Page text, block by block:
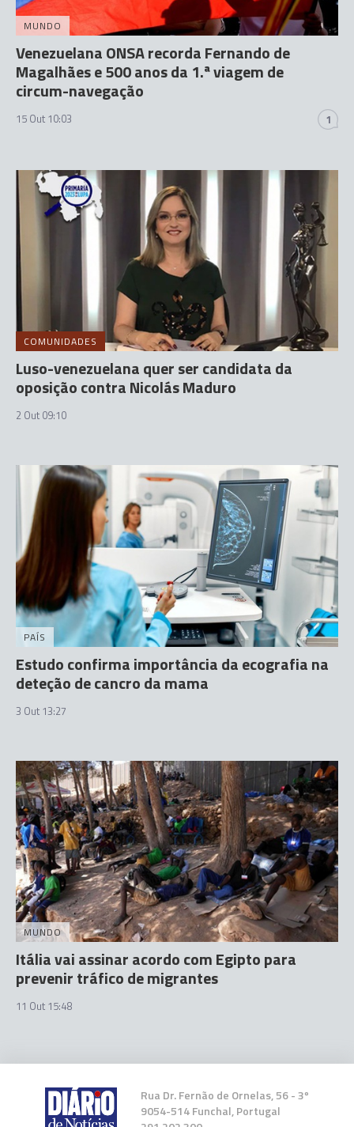
MUNDO
Venezuelana ONSA recorda Fernando de
Magalhães e 500 anos da 1.ª viagem de
circum-navegação
15 Out 10:03 1
COMUNIDADES
Luso-venezuelana quer ser candidata da
oposição contra Nicolás Maduro
2 Out 09:10
PAÍS
Estudo confirma importância da ecografia na
deteção de cancro da mama
3 Out 13:27
MUNDO
Itália vai assinar acordo com Egipto para
prevenir tráfico de migrantes
11 Out 15:48
Rua Dr. Fernão de Ornelas, 56 - 3º
9054-514 Funchal, Portugal